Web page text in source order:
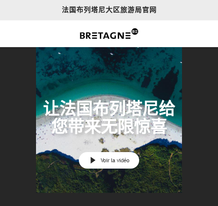
法国布列塔尼大区旅游局官网
让法国布列塔尼给
您带来无限惊喜
Voir la vidéo